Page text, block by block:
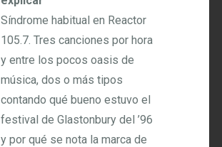
Síndrome habitual en Reactor
105.7. Tres canciones por hora
y entre los pocos oasis de
música, dos o más tipos
contando qué bueno estuvo el
festival de Glastonbury del ’96
y por qué se nota la marca de